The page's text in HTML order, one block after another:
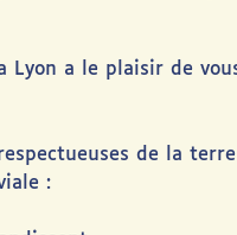
Lyon a le plaisir de
de la
: